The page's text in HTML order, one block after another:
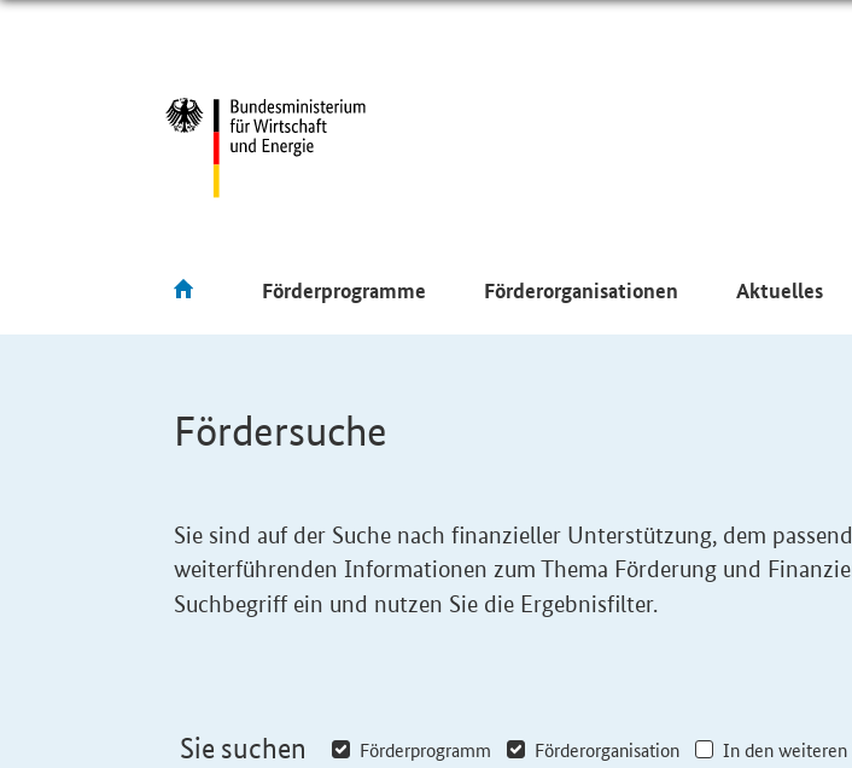
Förderprogramme Förderorganisationen Aktuelles
Fördersuche
Sie sind auf der Suche nach finanzieller Unterstützung, dem
weiterführenden Informationen zum Thema Förderung und
Suchbegriff ein und nutzen Sie die Ergebnisfilter.
Sie suchen Förderprogramm Förderorganisation In den